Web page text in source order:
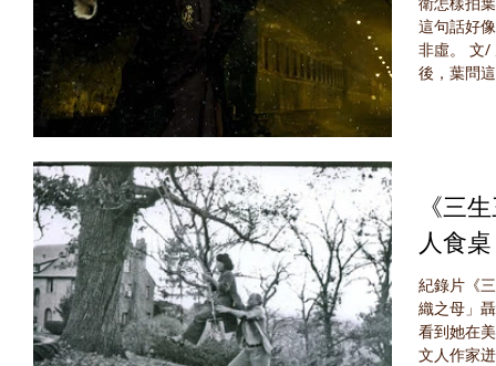
這句話好
非虛。 文/
後，葉問
《三
人食桌
紀錄片《
織之母」
看到她在
文人作家